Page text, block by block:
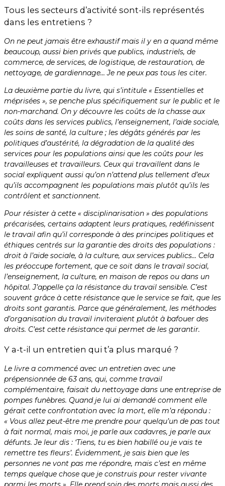
Tous les secteurs d’activité sont-ils représentés
dans les entretiens ?
On ne peut jamais être exhaustif mais il y en a quand même
beaucoup, aussi bien privés que publics, industriels, de
commerce, de services, de logistique, de restauration, de
nettoyage, de gardiennage… Je ne peux pas tous les citer.
La deuxième partie du livre, qui s’intitule « Essentielles et
méprisées », se penche plus spécifiquement sur le public et le
non-marchand. On y découvre les coûts de la chasse aux
coûts dans les services publics, l’enseignement, l’aide sociale,
les soins de santé, la culture ; les dégâts générés par les
politiques d’austérité, la dégradation de la qualité des
services pour les populations ainsi que les coûts pour les
travailleuses et travailleurs. Ceux qui travaillent dans le
social expliquent aussi qu’on n’attend plus tellement d’eux
qu’ils accompagnent les populations mais plutôt qu’ils les
contrôlent et sanctionnent.
Pour résister à cette « disciplinarisation » des populations
précarisées, certains adaptent leurs pratiques, redéfinissent
le travail afin qu’il corresponde à des principes politiques et
éthiques centrés sur la garantie des droits des populations :
droit à l’aide sociale, à la culture, aux services publics… Cela
les préoccupe fortement, que ce soit dans le travail social,
l’enseignement, la culture, en maison de repos ou dans un
hôpital. J’appelle ça la résistance du travail sensible. C’est
souvent grâce à cette résistance que le service se fait, que les
droits sont garantis. Parce que généralement, les méthodes
d’organisation du travail inviteraient plutôt à bafouer des
droits. C’est cette résistance qui permet de les garantir.
Y a-t-il un entretien qui t’a plus marqué ?
Le livre a commencé avec un entretien avec une
prépensionnée de 63 ans, qui, comme travail
complémentaire, faisait du nettoyage dans une entreprise de
pompes funèbres. Quand je lui ai demandé comment elle
gérait cette confrontation avec la mort, elle m’a répondu :
« Vous allez peut-être me prendre pour quelqu’un de pas tout
à fait normal, mais moi, je parle aux cadavres, je parle aux
défunts. Je leur dis : ‘Tiens, tu es bien habillé ou je vais te
remettre tes fleurs’. Évidemment, je sais bien que les
personnes ne vont pas me répondre, mais c’est en même
temps quelque chose que je construis pour rester vivante